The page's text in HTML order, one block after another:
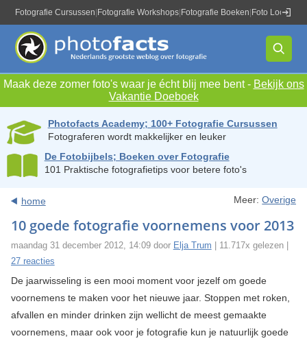
Fotografie Cursussen Fotografie Workshops Fotografie Boeken Foto Locaties
Maak deze zomer foto's waar je écht blij mee bent - Bekijk ons
Vakantie Doeboek
Photofacts Academy; 100+ Fotografie Cursussen
Fotograferen wordt makkelijker en leuker
De Fotobijbels; Boeken over Fotografie
101 Praktische fotografietips voor betere foto's
home Meer:Overige
10 goede fotografie voornemens voor 2013
maandag 31 december 2012, 14:09 door Elja Trum | 11.717x gelezen |
27 reacties
De jaarwisseling is een mooi moment voor jezelf om goede
voornemens te maken voor het nieuwe jaar. Stoppen met roken,
afvallen en minder drinken zijn wellicht de meest gemaakte
voornemens, maar ook voor je fotografie kun je natuurlijk goede